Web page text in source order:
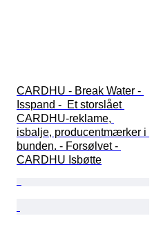
CARDHU - Break Water -
Isspand -  Et storslået
CARDHU-reklame,
isbalje, producentmærker i
bunden. - Forsølvet -
CARDHU Isbøtte